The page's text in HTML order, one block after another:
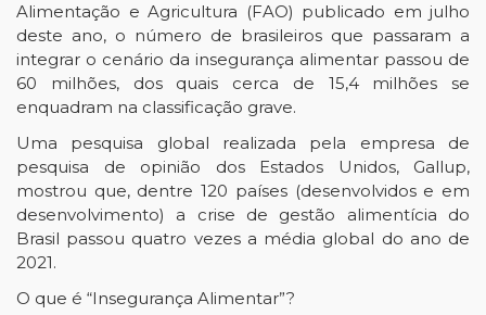
Alimentação e Agricultura (FAO) publicado em julho
deste ano, o número de brasileiros que passaram a
integrar o cenário da insegurança alimentar passou de
60 milhões, dos quais cerca de 15,4 milhões se
enquadram na classificação grave.
Uma pesquisa global realizada pela empresa de
pesquisa de opinião dos Estados Unidos, Gallup,
mostrou que, dentre 120 países (desenvolvidos e em
desenvolvimento) a crise de gestão alimentícia do
Brasil passou quatro vezes a média global do ano de
2021.
O que é “Insegurança Alimentar”?